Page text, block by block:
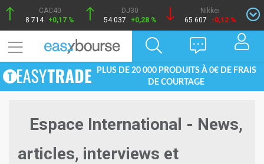
CAC40
8 714 +0,17 %
DJ30
54 037
+0,28 %
Nikkei
65 607
-0,12 %
PLUS DE 20 000 PRODUITS À 0€ DE FRAIS
DE COURTAGE
Espace International - News,
articles, interviews et